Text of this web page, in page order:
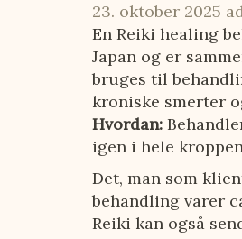
23. oktober 2025
En Reiki healing
Japan og er
bruges til
kroniske smerter
Hvordan:
igen i hele
Det, man som
behandling varer
Reiki kan også